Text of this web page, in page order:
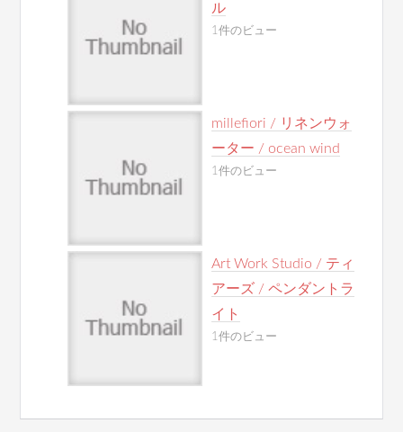
ル
1件のビュー
millefiori / リネンウォ
ーター / ocean wind
1件のビュー
Art Work Studio / ティ
アーズ / ペンダントラ
イト
1件のビュー